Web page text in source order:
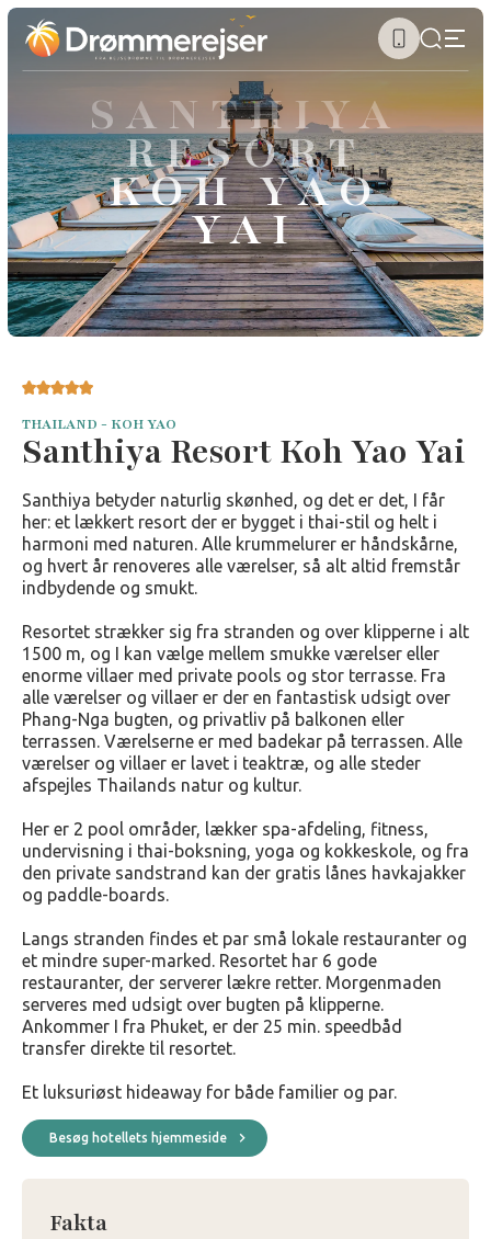
SANTHIYA
RESORT
KOH YAO
YAI
THAILAND - KOH YAO
Santhiya Resort Koh Yao Yai
Santhiya betyder naturlig skønhed, og det er det, I får
her: et lækkert resort der er bygget i thai-stil og helt i
harmoni med naturen. Alle krummelurer er håndskårne,
og hvert år renoveres alle værelser, så alt altid fremstår
indbydende og smukt.
Resortet strækker sig fra stranden og over klipperne i alt
1500 m, og I kan vælge mellem smukke værelser eller
enorme villaer med private pools og stor terrasse. Fra
alle værelser og villaer er der en fantastisk udsigt over
Phang-Nga bugten, og privatliv på balkonen eller
terrassen. Værelserne er med badekar på terrassen. Alle
værelser og villaer er lavet i teaktræ, og alle steder
afspejles Thailands natur og kultur.
Her er 2 pool områder, lækker spa-afdeling, fitness,
undervisning i thai-boksning, yoga og kokkeskole, og fra
den private sandstrand kan der gratis lånes havkajakker
og paddle-boards.
Langs stranden findes et par små lokale restauranter og
et mindre super-marked. Resortet har 6 gode
restauranter, der serverer lækre retter. Morgenmaden
serveres med udsigt over bugten på klipperne.
Ankommer I fra Phuket, er der 25 min. speedbåd
transfer direkte til resortet.
Et luksuriøst hideaway for både familier og par.
Besøg hotellets hjemmeside
Fakta